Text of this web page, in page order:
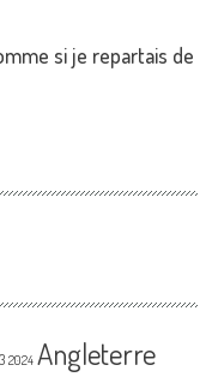
si je repartais de
2024 Angleterre